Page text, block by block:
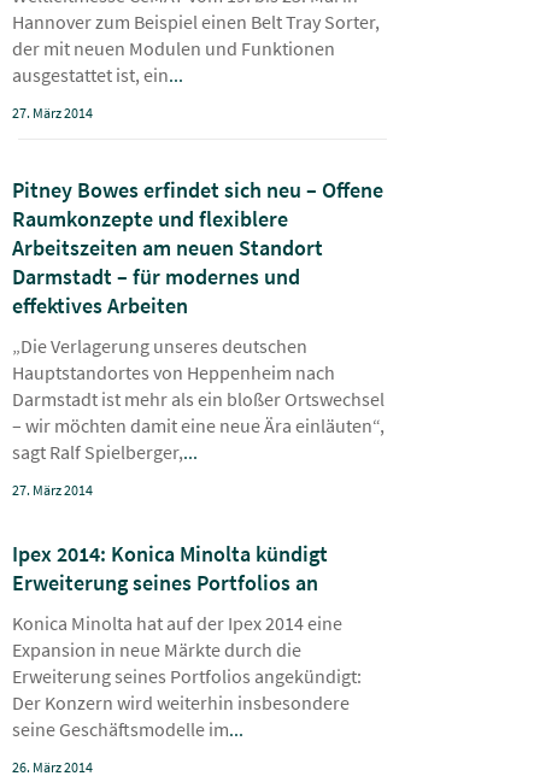
Hannover zum Beispiel einen Belt Tray Sorter,
der mit neuen Modulen und Funktionen
ausgestattet ist, ein...
27. März 2014
Pitney Bowes erfindet sich neu – Offene
Raumkonzepte und flexiblere
Arbeitszeiten am neuen Standort
Darmstadt – für modernes und
effektives Arbeiten
„Die Verlagerung unseres deutschen
Hauptstandortes von Heppenheim nach
Darmstadt ist mehr als ein bloßer Ortswechsel
– wir möchten damit eine neue Ära einläuten“,
sagt Ralf Spielberger,...
27. März 2014
Ipex 2014: Konica Minolta kündigt
Erweiterung seines Portfolios an
Konica Minolta hat auf der Ipex 2014 eine
Expansion in neue Märkte durch die
Erweiterung seines Portfolios angekündigt:
Der Konzern wird weiterhin insbesondere
seine Geschäftsmodelle im...
26. März 2014